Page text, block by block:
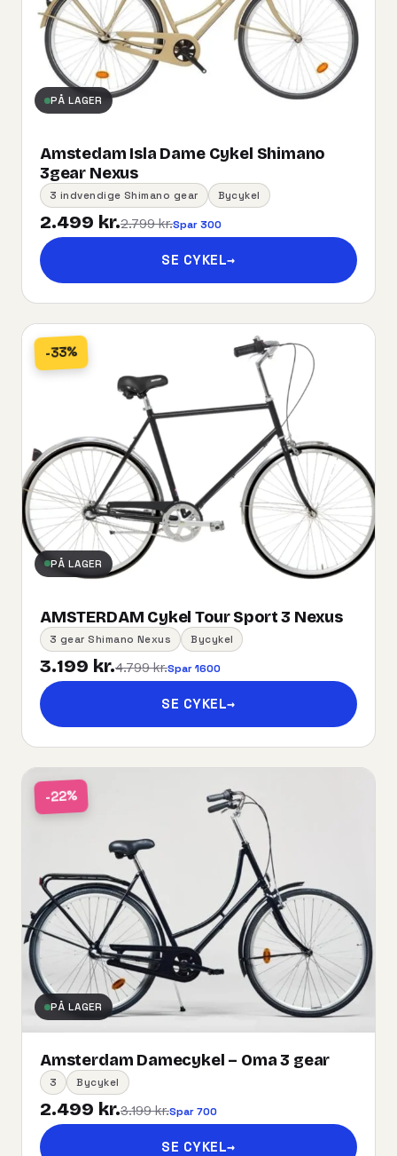
PÅ LAGER
Amstedam Isla Dame Cykel Shimano
3gear Nexus
3 indvendige Shimano gear Bycykel
2.499 kr.2.799 kr.Spar 300
SE CYKEL→
-33%
PÅ LAGER
AMSTERDAM Cykel Tour Sport 3 Nexus
3 gear Shimano Nexus Bycykel
3.199 kr.4.799 kr.Spar 1600
SE CYKEL→
-22%
PÅ LAGER
Amsterdam Damecykel – Oma 3 gear
3 Bycykel
2.499 kr.3.199 kr.Spar 700
SE CYKEL→